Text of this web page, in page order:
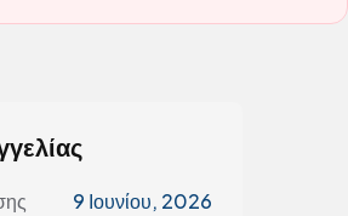
9 Ιουνίου, 2026